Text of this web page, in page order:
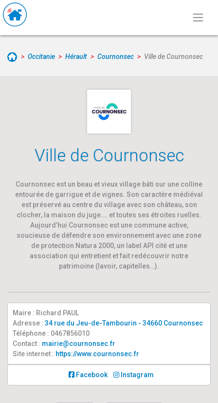
Occitanie Hérault Cournonsec Ville de Cournonsec
Ville de Cournonsec
Cournonsec est un beau et vieux village bâti sur une colline
entourée de garrigue et de vignes. Son caractère médiéval
est préservé au centre du village avec son château, son
clocher, la maison du juge…. et toutes ses étroites ruelles.
Aujourd’hui Cournonsec est une commune active,
soucieuse de défendre son environnement avec une zone
de protection Natura 2000, un label API cité et une
association qui entretient et fait redécouvrir notre
patrimoine (lavoir, capitelles…).
Maire : Richard PAUL
Adresse : 34 rue du Jeu-de-Tambourin - 34660 Cournonsec
Téléphone : 0467856010
Contact : mairie@cournonsec.fr
Site internet : https://www.cournonsec.fr
Facebook Instagram